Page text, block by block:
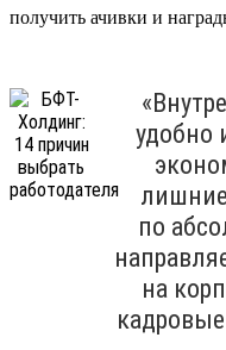
получить ачивки и
удобно
по
на